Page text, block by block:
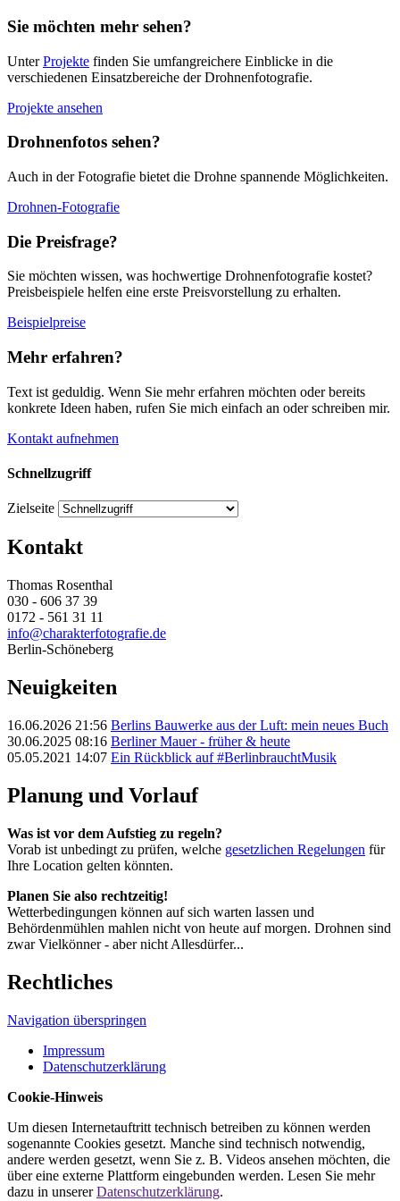
Sie möchten mehr sehen?
UnterProjekte finden Sie umfangreichere Einblicke in die
verschiedenen Einsatzbereiche der Drohnenfotografie.
Projekte ansehen
Drohnenfotos sehen?
Auch in der Fotografie bietet die Drohne spannende Möglichkeiten.
Drohnen-Fotografie
Die Preisfrage?
Sie möchten wissen, was hochwertige Drohnenfotografie kostet?
Preisbeispiele helfen eine erste Preisvorstellung zu erhalten.
Beispielpreise
Mehr erfahren?
Text ist geduldig. Wenn Sie mehr erfahren möchten oder bereits
konkrete Ideen haben, rufen Sie mich einfach an oder schreiben mir.
Kontakt aufnehmen
Schnellzugriff
Zielseite
Kontakt
Thomas Rosenthal
030 - 606 37 39
0172 - 561 31 11
info@charakterfotografie.de
Berlin-Schöneberg
Neuigkeiten
16.06.2026 21:56 Berlins Bauwerke aus der Luft: mein neues Buch
30.06.2025 08:16 Berliner Mauer - früher & heute
05.05.2021 14:07 Ein Rückblick auf #BerlinbrauchtMusik
Planung und Vorlauf
Was ist vor dem Aufstieg zu regeln?
Vorab ist unbedingt zu prüfen, welche gesetzlichen Regelungen für
Ihre Location gelten könnten.
Planen Sie also rechtzeitig!
Wetterbedingungen können auf sich warten lassen und
Behördenmühlen mahlen nicht von heute auf morgen. Drohnen sind
zwar Vielkönner - aber nicht Allesdürfer...
Rechtliches
Navigation überspringen
Impressum
Datenschutzerklärung
Cookie-Hinweis
Um diesen Internetauftritt technisch betreiben zu können werden
sogenannte Cookies gesetzt. Manche sind technisch notwendig,
andere werden gesetzt, wenn Sie z. B. Videos ansehen möchten, die
über eine externe Plattform eingebunden werden. Lesen Sie mehr
dazu in unsererDatenschutzerklärung.